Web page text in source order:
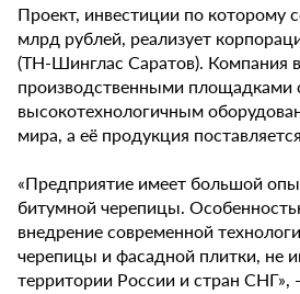
Проект, инвестиции по которому
млрд рублей, реализует
(ТН-Шинглас Саратов). Компания
производственными площадками
высокотехнологичным
мира, а её продукция
«Предприятие имеет большой
битумной черепицы.
внедрение современной
черепицы и фасадной плитки, не
территории России и стран СНГ»,